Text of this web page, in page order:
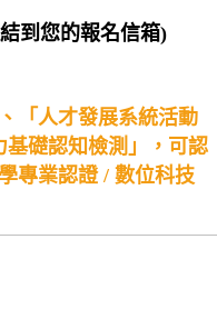
到您的報名信箱)
「人才發展系統活動
礎認知檢測」，可認
專業認證 / 數位科技